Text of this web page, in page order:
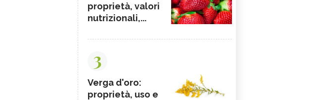
proprietà, valori
nutrizionali,...
3
Verga d'oro:
proprietà, uso e